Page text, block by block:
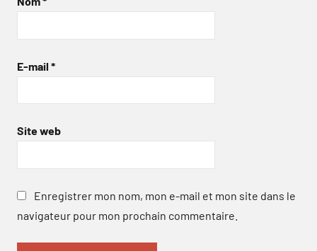
E-mail *
Site web
Enregistrer mon nom, mon e-mail et mon site dans le
navigateur pour mon prochain commentaire.